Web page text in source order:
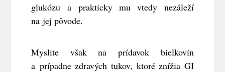
glukózu a prakticky mu vtedy nezáleží
na jej pôvode.
Myslite však na prídavok bielkovín
a prípadne zdravých tukov, ktoré znížia GI